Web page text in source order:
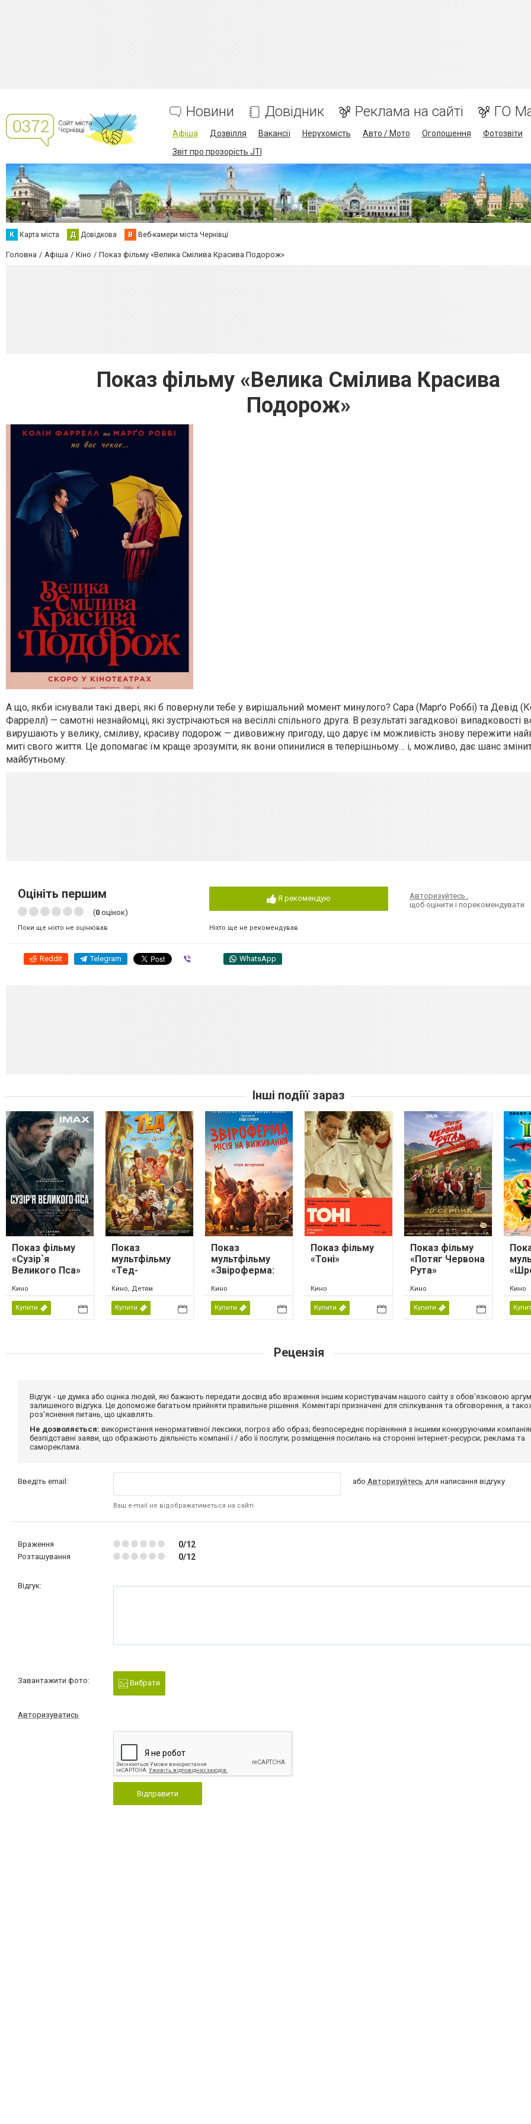
Новини Довідник Реклама на сайті ГО
Афіша Дозвілля Вакансії Нерухомість Авто / Мото Оголошення Фотозвіти
Звіт про прозорість JTI
К Карта міста Д Довідкова В Веб-камери міста Чернівці
Головна Афіша Кіно Показ фільму «Велика Смілива Красива Подорож»
Показ фільму «Велика Смілива Красива
Подорож»
А що, якби існували такі двері, які б повернули тебе у вирішальний момент минулого? Сара (Марґо Роббі) та Девід
Фаррелл) — самотні незнайомці, які зустрічаються на весіллі спільного друга. В результаті загадкової випадковості
вирушають у велику, сміливу, красиву подорож — дивовижну пригоду, що дарує їм можливість знову пережити
миті свого життя. Це допомагає їм краще зрозуміти, як вони опинилися в теперішньому… і, можливо, дає шанс
майбутньому.
Оцініть першим
(0 оцінок)
Поки ще ніхто не оцінював
Я рекомендую
Ніхто ще не рекомендував
Авторизуйтесь,
щоб оцінити і порекомендувати
Reddit Telegram WhatsApp
Інші подіїї зараз
Показ фільму
«Сузір`я
Великого Пса»
Кино
Купити
Показ
мультфільму
«Тед-
магічна лампа»
Кино, Детям
Купити
Показ
мультфільму
«Звіроферма:
виживання»
Кино
Купити
Показ фільму
«Тоні»
Кино
Купити
Показ фільму
«Потяг Червона
Рута»
Кино
Купити
Кино
Рецензія
Відгук - це думка або оцінка людей, які бажають передати досвід або враження іншим користувачам нашого сайту з обов'язковою
залишеного відгука. Це допоможе багатьом прийняти правильне рішення. Коментарі призначені для спілкування та обговорення, а
роз'яснення питань, що цікавлять.
Не дозволяється: використання ненормативної лексики, погроз або образ; безпосереднє порівняння з іншими конкуруючими
безпідставні заяви, що ображають діяльність компанії і / або її послуги; розміщення посилань на сторонні інтернет-ресурси; реклама та
самореклама.
Введіть email:
Ваш e-mail не відображатиметься на сайті
або Авторизуйтесь для написання відгуку
Враження 0/12
Розташування 0/12
Відгук:
Завантажити фото: Вибрати
Авторизуватись
Відправити